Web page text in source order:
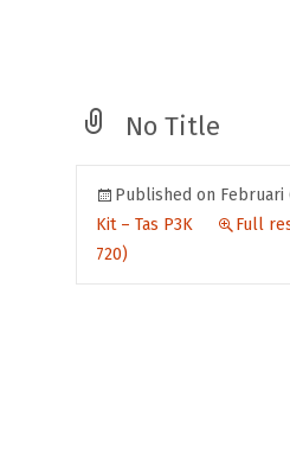
No Title
Published on Februari
Kit – Tas P3K
Full
720)